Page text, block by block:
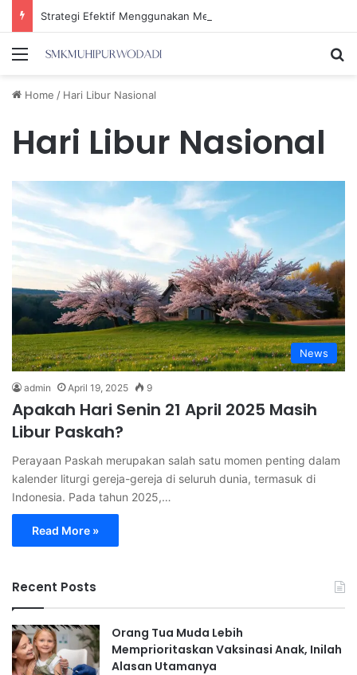
Menu
Home / Hari Libur Nasional
Hari Libur Nasional
News
admin April 19, 2025 9
Apakah Hari Senin 21 April 2025 Masih
Libur Paskah?
Perayaan Paskah merupakan salah satu momen penting dalam
kalender liturgi gereja-gereja di seluruh dunia, termasuk di
Indonesia. Pada tahun 2025,…
Read More »
Recent Posts
Orang Tua Muda Lebih
Memprioritaskan Vaksinasi Anak, Inilah
Alasan Utamanya